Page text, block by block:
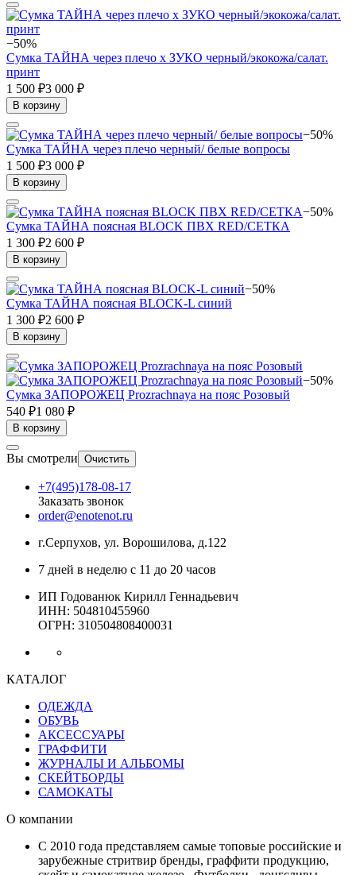
−50%
Сумка ТАЙНА через плечо x ЗУКО черный/экокожа/салат.
принт
1 500 ₽3 000 ₽
В корзину
−50%
Сумка ТАЙНА через плечо черный/ белые вопросы
1 500 ₽3 000 ₽
В корзину
−50%
Сумка ТАЙНА поясная BLOCK ПВХ RED/СЕТКА
1 300 ₽2 600 ₽
В корзину
−50%
Сумка ТАЙНА поясная BLOCK-L синий
1 300 ₽2 600 ₽
В корзину
−50%
Сумка ЗАПОРОЖЕЦ Prozrachnaya на пояс Розовый
540 ₽1 080 ₽
В корзину
Вы смотрели Очистить
+7(495)178-08-17
Заказать звонок
order@enotenot.ru
г.Серпухов, ул. Ворошилова, д.122
7 дней в неделю с 11 до 20 часов
ИП Годованюк Кирилл Геннадьевич
ИНН: 504810455960
ОГРН: 310504808400031
КАТАЛОГ
ОДЕЖДА
ОБУВЬ
АКСЕССУАРЫ
ГРАФФИТИ
ЖУРНАЛЫ И АЛЬБОМЫ
СКЕЙТБОРДЫ
САМОКАТЫ
О компании
С 2010 года представляем самые топовые российские и
зарубежные стритвир бренды, граффити продукцию,